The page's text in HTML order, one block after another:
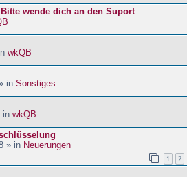
wende dich an den Suport
wkQB
in Sonstiges
in wkQB
» in Neuerungen
1 2